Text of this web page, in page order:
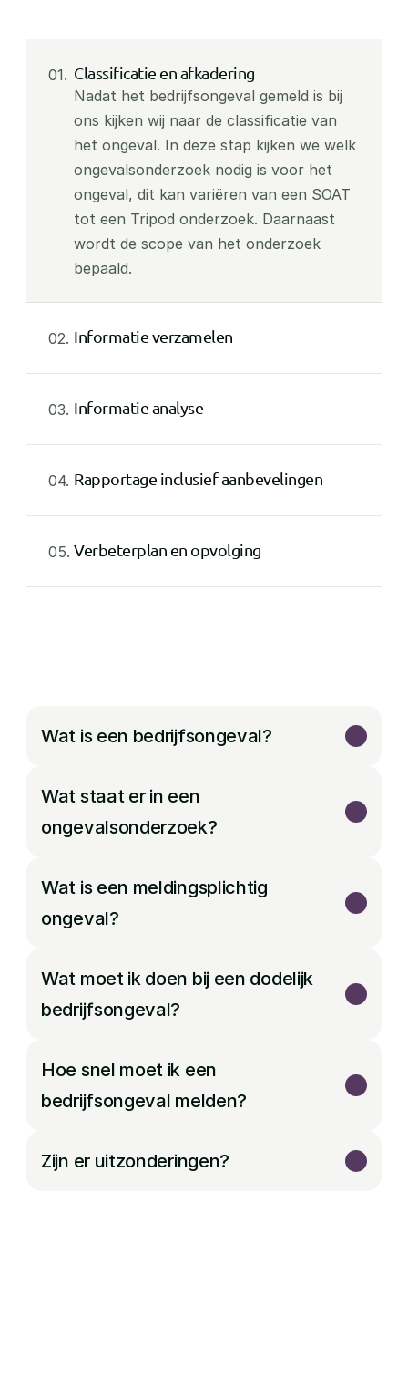
01. Classificatie en afkadering
Nadat het bedrijfsongeval gemeld is bij
ons kijken wij naar de classificatie van
het ongeval. In deze stap kijken we welk
ongevalsonderzoek nodig is voor het
ongeval, dit kan variëren van een SOAT
tot een Tripod onderzoek. Daarnaast
wordt de scope van het onderzoek
bepaald.
02. Informatie verzamelen
03. Informatie analyse
04. Rapportage inclusief aanbevelingen
05. Verbeterplan en opvolging
Wat is een bedrijfsongeval?
Wat staat er in een
ongevalsonderzoek?
Wat is een meldingsplichtig
ongeval?
Hoe snel moet ik een
bedrijfsongeval melden?
Wat moet ik doen bij een dodelijk
bedrijfsongeval?